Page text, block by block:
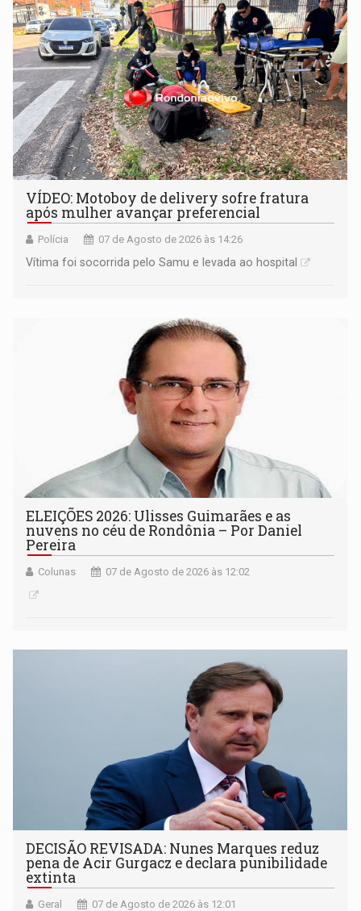
VÍDEO: Motoboy de delivery sofre fratura
após mulher avançar preferencial
Polícia 07 de Agosto de 2026 às 14:26
Vítima foi socorrida pelo Samu e levada ao hospital
ELEIÇÕES 2026: Ulisses Guimarães e as
nuvens no céu de Rondônia – Por Daniel
Pereira
Colunas 07 de Agosto de 2026 às 12:02
DECISÃO REVISADA: Nunes Marques reduz
pena de Acir Gurgacz e declara punibilidade
extinta
Geral 07 de Agosto de 2026 às 12:01